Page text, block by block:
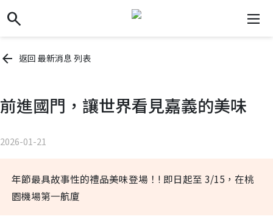
search
search dehaze
arrow_back 返回 最新消息 列表
前進國門，讓世界看見嘉義的美味
2026-01-21
年節最具故事性的禮品美味登場！! 即日起至 3/15，在桃
園機場第一航廈